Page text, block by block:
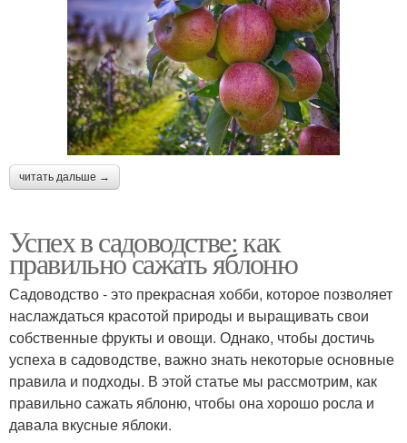
читать дальше →
Успех в садоводстве: как
правильно сажать яблоню
Садоводство - это прекрасная хобби, которое позволяет
наслаждаться красотой природы и выращивать свои
собственные фрукты и овощи. Однако, чтобы достичь
успеха в садоводстве, важно знать некоторые основные
правила и подходы. В этой статье мы рассмотрим, как
правильно сажать яблоню, чтобы она хорошо росла и
давала вкусные яблоки.